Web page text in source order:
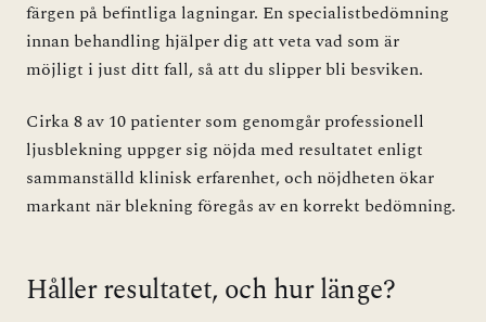
färgen på befintliga lagningar. En specialistbedömning
innan behandling hjälper dig att veta vad som är
möjligt i just ditt fall, så att du slipper bli besviken.
Cirka 8 av 10 patienter som genomgår professionell
ljusblekning uppger sig nöjda med resultatet enligt
sammanställd klinisk erfarenhet, och nöjdheten ökar
markant när blekning föregås av en korrekt bedömning.
Håller resultatet, och hur länge?